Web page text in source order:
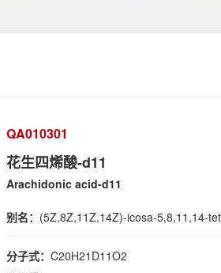
QA010301
花生四烯酸-d11
Arachidonic acid-d11
别名： (5Z,8Z,11Z,14Z)-icosa-5,8,11,14-
分子式： C20H21D11O2